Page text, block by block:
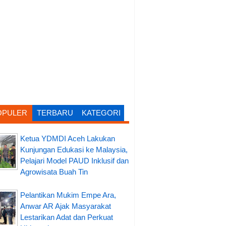
TERBARU KATEGORI
Ketua YDMDI Aceh Lakukan
Kunjungan Edukasi ke Malaysia,
Pelajari Model PAUD Inklusif dan
Agrowisata Buah Tin
Pelantikan Mukim Empe Ara,
Anwar AR Ajak Masyarakat
Lestarikan Adat dan Perkuat